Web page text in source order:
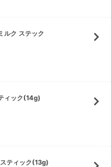
ルク ステック
ィック(14g)
ティック(13g)